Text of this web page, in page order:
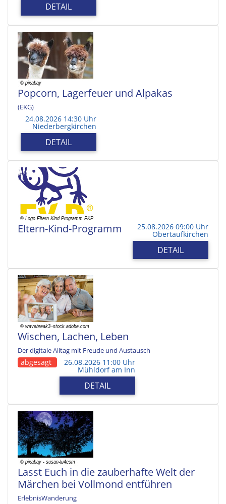
DETAIL
Popcorn, Lagerfeuer und Alpakas
(EKG)
24.08.2026 14:30 Uhr
Niederbergkirchen
DETAIL
Eltern-Kind-Programm 25.08.2026 09:00 Uhr
Obertaufkirchen
DETAIL
Wischen, Lachen, Leben
Der digitale Alltag mit Freude und Austausch
abgesagt 26.08.2026 11:00 Uhr
Mühldorf am Inn
DETAIL
Lasst Euch in die zauberhafte Welt der
Märchen bei Vollmond entführen
ErlebnisWanderung